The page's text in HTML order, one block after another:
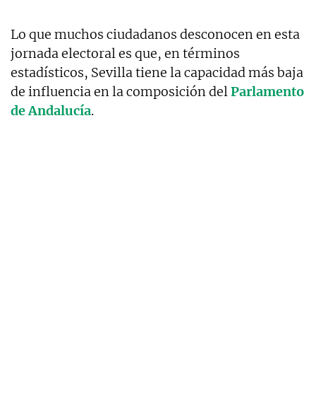
Lo que muchos ciudadanos desconocen en esta
jornada electoral es que, en términos
estadísticos, Sevilla tiene la capacidad más baja
de influencia en la composición delParlamento
de Andalucía.